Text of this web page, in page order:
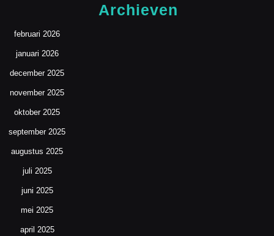
Archieven
februari 2026
januari 2026
december 2025
november 2025
oktober 2025
september 2025
augustus 2025
juli 2025
juni 2025
mei 2025
april 2025